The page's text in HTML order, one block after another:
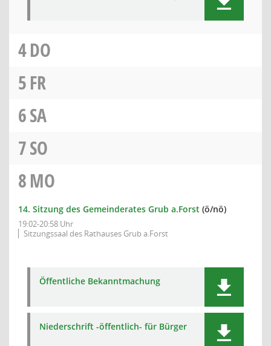
4DO
5FR
6SA
7SO
8MO
14. Sitzung des Gemeinderates Grub a.Forst (ö/nö)
19:02-20:58 Uhr
Sitzungssaal des Rathauses Grub a.Forst
Öffentliche Bekanntmachung
Niederschrift -öffentlich- für Bürger